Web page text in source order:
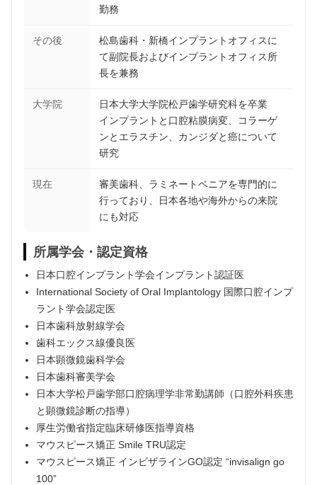
勤務
その後
松島歯科・新橋インプラントオフィスに
て副院長およびインプラントオフィス所
長を兼務
大学院
日本大学大学院松戸歯学研究科を卒業
インプラントと口腔粘膜病変、コラーゲ
ンとエラスチン、カンジダと癌について
研究
現在
審美歯科、ラミネートベニアを専門的に
行っており、日本各地や海外からの来院
にも対応
所属学会・認定資格
日本口腔インプラント学会インプラント認証医
International Society of Oral Implantology 国際口腔インプ
ラント学会認定医
日本歯科放射線学会
歯科エックス線優良医
日本顕微鏡歯科学会
日本歯科審美学会
日本大学松戸歯学部口腔病理学非常勤講師（口腔外科疾患
と顕微鏡診断の指導）
厚生労働省指定臨床研修医指導資格
マウスピース矯正 Smile TRU認定
マウスピース矯正 インビザラインGO認定 “invisalign go
100”